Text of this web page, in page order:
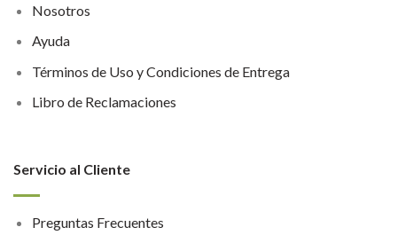
Nosotros
Ayuda
Términos de Uso y Condiciones de Entrega
Libro de Reclamaciones
Servicio al Cliente
Preguntas Frecuentes